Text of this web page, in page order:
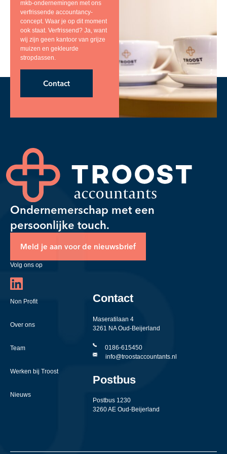
mkb-ondernemingen met ons
verfrissende accountancy-
concept. Waar je op dit moment
ook staat. Verfrissend? Ja, want
wij zijn geen kantoor van grijze
muizen en gekleurde
stropdassen.
Contact
Ondernemerschap met een
persoonlijke touch.
Meld je aan voor de nieuwsbrief
Volg ons op
Non Profit
Over ons
Team
Werken bij Troost
Nieuws
Contact
Maseratilaan 4
3261 NA Oud-Beijerland
0186-615450
info@troostaccountants.nl
Postbus
Postbus 1230
3260 AE Oud-Beijerland